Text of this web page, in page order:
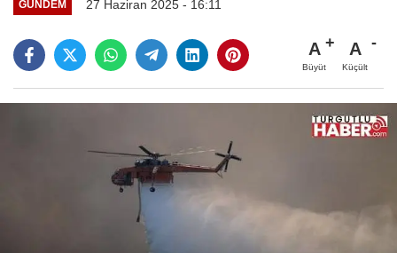
GÜNDEM 27 Haziran 2025 - 16:11
A
Büyüt
A
Küçült